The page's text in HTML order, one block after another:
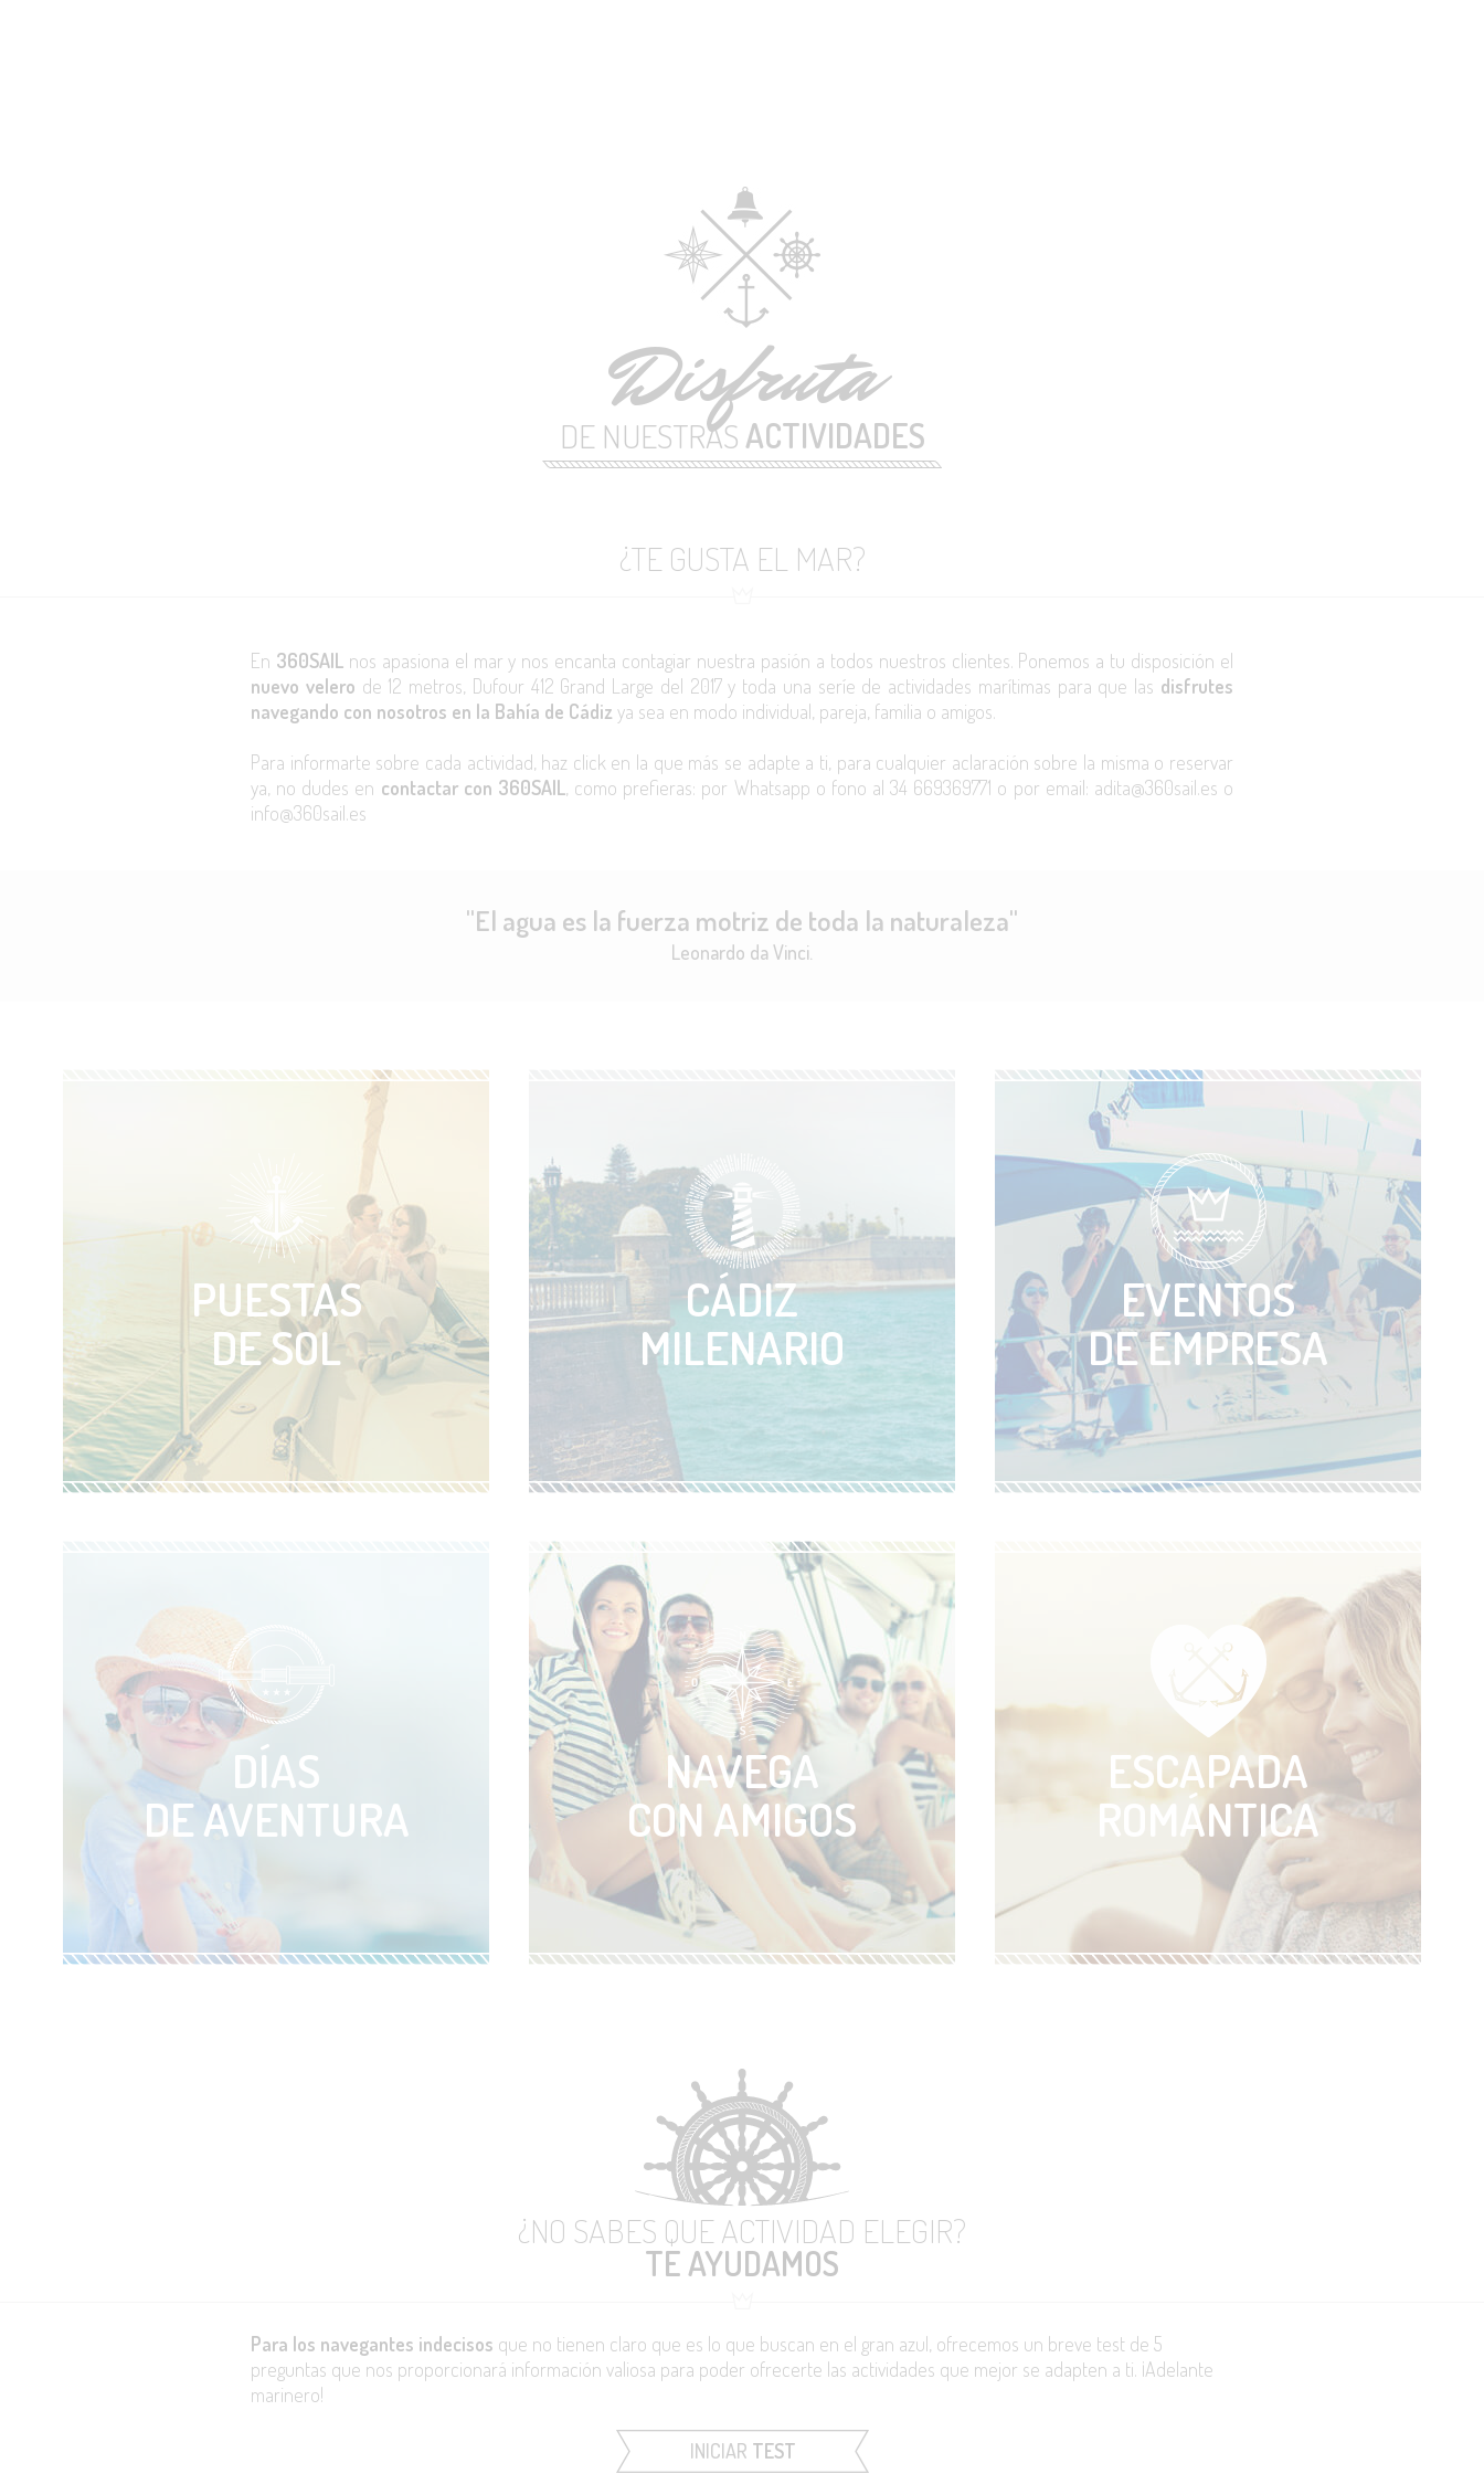
Disfruta
DE NUESTRASACTIVIDADES
¿TE GUSTA EL MAR?
En 360SAILnos apasiona el mar y nos encanta contagiar nuestra pasión a todos nuestros clientes. Ponemos a tu disposición el
nuevo velero de 12 metros, Dufour 412 Grand Large del 2017 y toda una seríe de actividades marítimas para que las disfrutes
navegando con nosotros en la Bahía de Cádiz ya sea en modo individual, pareja, familia o amigos.
Para informarte sobre cada actividad, haz click en la que más se adapte a ti, para cualquier aclaración sobre la misma o reservar
ya, no dudes en contactar con 360SAIL, como prefieras: por Whatsapp o fono al 34 669369771 o por email: adita@360sail.es o
info@360sail.es
"El agua es la fuerza motriz de toda la naturaleza"
Leonardo da Vinci.
PUESTAS
DE SOL
CÁDIZ
MILENARIO
EVENTOS
DE EMPRESA
DÍAS
DE AVENTURA
NAVEGA
CON AMIGOS
ESCAPADA
ROMÁNTICA
¿NO SABES QUE ACTIVIDAD ELEGIR?
TE AYUDAMOS
Para los navegantes indecisos que no tienen claro que es lo que buscan en el gran azul, ofrecemos un breve test de 5
preguntas que nos proporcionará información valiosa para poder ofrecerte las actividades que mejor se adapten a ti. ¡Adelante
marinero!
INICIAR TEST